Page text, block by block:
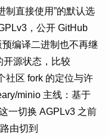
制直接使用”的默认选
，公开 GitHub
编译二进制也不再继
开源状态，比较
社区 fork 的定位与许
minio 主线：基于
一切换 AGPLv3 之前
由切到